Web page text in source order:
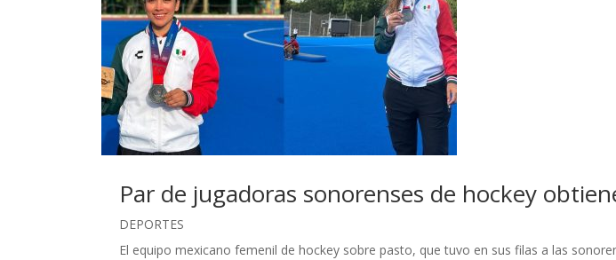
Par de jugadoras sonorenses de hockey
DEPORTES
El equipo mexicano femenil de hockey sobre pasto, que tuvo en sus filas a las